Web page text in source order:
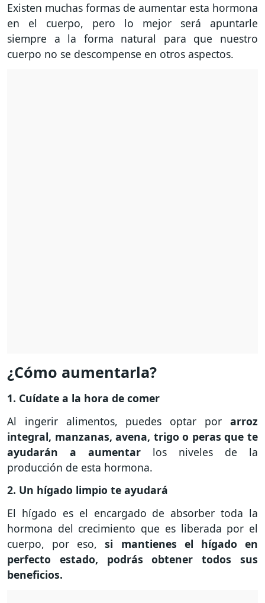
Existen muchas formas de aumentar esta hormona
en el cuerpo, pero lo mejor será apuntarle
siempre a la forma natural para que nuestro
cuerpo no se descompense en otros aspectos.
¿Cómo aumentarla?
1. Cuídate a la hora de comer
Al ingerir alimentos, puedes optar por arroz
integral, manzanas, avena, trigo o peras que te
ayudarán a aumentar los niveles de la
producción de esta hormona.
2. Un hígado limpio te ayudará
El hígado es el encargado de absorber toda la
hormona del crecimiento que es liberada por el
cuerpo, por eso, si mantienes el hígado en
perfecto estado, podrás obtener todos sus
beneficios.